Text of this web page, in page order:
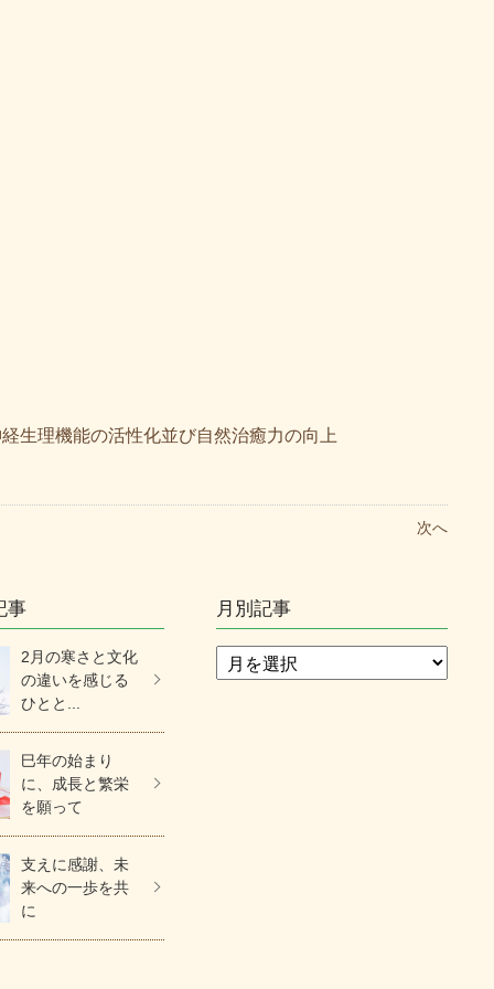
生理機能の活性化並び自然治癒力の向上
次へ
事
2月の寒さと文化
の違いを感じる
ひとと...
巳年の始まり
に、成長と繁栄
を願って
支えに感謝、未
来への一歩を共
に
月別記事